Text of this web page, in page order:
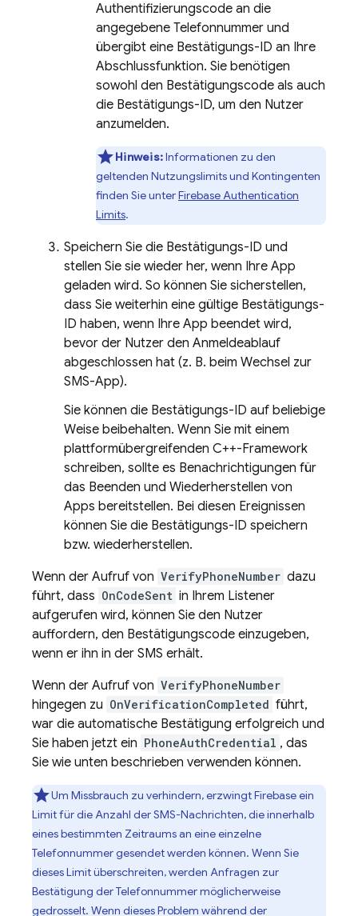
Authentifizierungscode an die
angegebene Telefonnummer und
übergibt eine Bestätigungs-ID an Ihre
Abschlussfunktion. Sie benötigen
sowohl den Bestätigungscode als auch
die Bestätigungs-ID, um den Nutzer
anzumelden.
Hinweis:Informationen zu den
geltenden Nutzungslimits und Kontingenten
finden Sie unterFirebase Authentication
Limits.
Speichern Sie die Bestätigungs-ID und
stellen Sie sie wieder her, wenn Ihre App
geladen wird. So können Sie sicherstellen,
dass Sie weiterhin eine gültige Bestätigungs-
ID haben, wenn Ihre App beendet wird,
bevor der Nutzer den Anmeldeablauf
abgeschlossen hat (z. B. beim Wechsel zur
SMS-App).
Sie können die Bestätigungs-ID auf beliebige
Weise beibehalten. Wenn Sie mit einem
plattformübergreifenden C++-Framework
schreiben, sollte es Benachrichtigungen für
das Beenden und Wiederherstellen von
Apps bereitstellen. Bei diesen Ereignissen
können Sie die Bestätigungs-ID speichern
bzw. wiederherstellen.
Wenn der Aufruf von VerifyPhoneNumber dazu
führt, dass OnCodeSent in Ihrem Listener
aufgerufen wird, können Sie den Nutzer
auffordern, den Bestätigungscode einzugeben,
wenn er ihn in der SMS erhält.
Wenn der Aufruf von VerifyPhoneNumber
hingegen zu OnVerificationCompleted führt,
war die automatische Bestätigung erfolgreich und
Sie haben jetzt ein PhoneAuthCredential , das
Sie wie unten beschrieben verwenden können.
Um Missbrauch zu verhindern, erzwingt Firebase ein
Limit für die Anzahl der SMS-Nachrichten, die innerhalb
eines bestimmten Zeitraums an eine einzelne
Telefonnummer gesendet werden können. Wenn Sie
dieses Limit überschreiten, werden Anfragen zur
Bestätigung der Telefonnummer möglicherweise
gedrosselt. Wenn dieses Problem während der